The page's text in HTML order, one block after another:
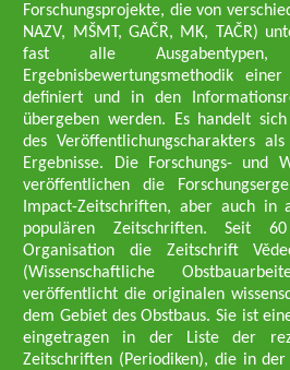
Forschungsprojekte, die von
NAZV, MŠMT, GAČR, MK, TAČR)
fast alle
Ergebnisbewertungsmethodik einer
definiert und in den
übergeben werden. Es handelt
des Veröffentlichungscharakters
Ergebnisse. Die Forschungs- und
veröffentlichen die
Impact-Zeitschriften, aber auch in
populären Zeitschriften. Seit
Organisation die Zeitschrift
(Wissenschaftliche
veröffentlicht die originalen
dem Gebiet des Obstbaus. Sie ist
eingetragen in der Liste der
Zeitschriften (Periodiken), die in der